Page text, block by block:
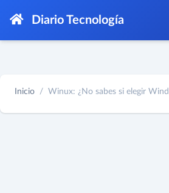
Diario Tecnología
Inicio Winux: ¿No sabes si elegir